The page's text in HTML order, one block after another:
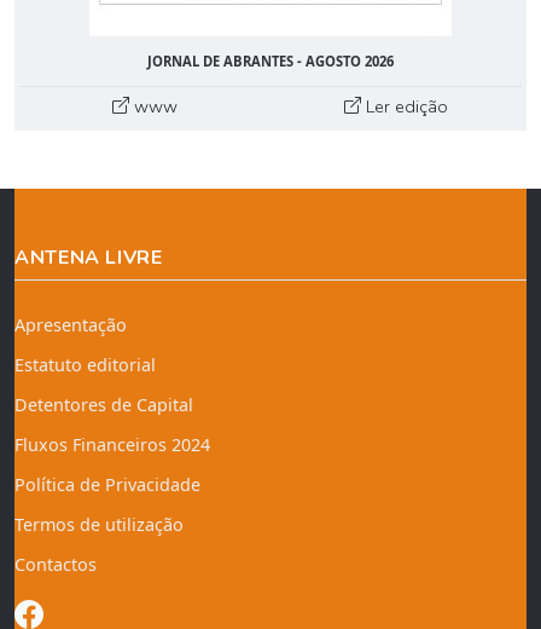
JORNAL DE ABRANTES - AGOSTO 2026
www Ler edição
ANTENA LIVRE
Apresentação
Estatuto editorial
Detentores de Capital
Fluxos Financeiros 2024
Política de Privacidade
Termos de utilização
Contactos